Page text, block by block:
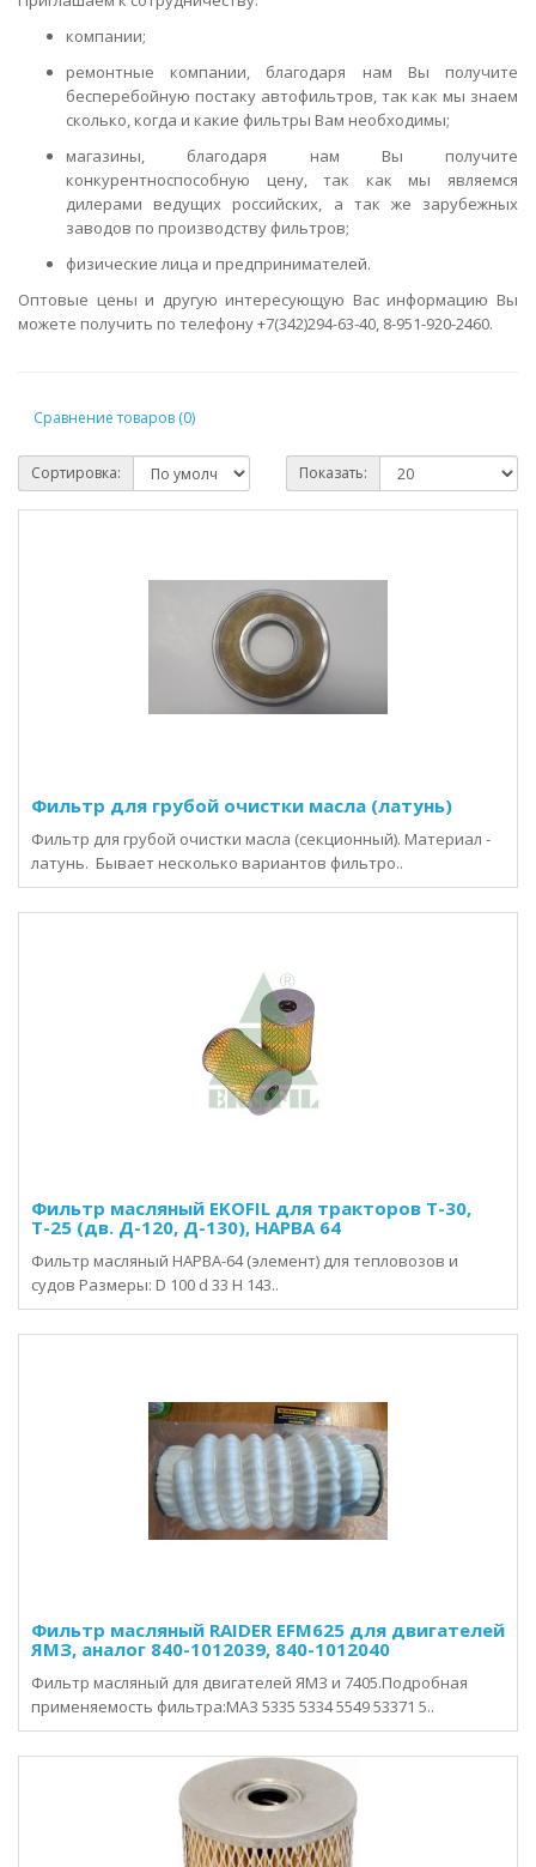
компании;
ремонтные компании, благодаря нам Вы получите
бесперебойную постаку автофильтров, так как мы знаем
сколько, когда и какие фильтры Вам необходимы;
магазины, благодаря нам Вы получите
конкурентноспособную цену, так как мы являемся
дилерами ведущих российских, а так же зарубежных
заводов по производству фильтров;
физические лица и предпринимателей.
Оптовые цены и другую интересующую Вас информацию Вы
можете получить по телефону +7(342)294-63-40, 8-951-920-2460.
Сравнение товаров (0)
Сортировка: Показать:
Фильтр для грубой очистки масла (латунь)
Фильтр для грубой очистки масла (секционный). Материал -
латунь. Бывает несколько вариантов фильтро..
Фильтр масляный EKOFIL для тракторов Т-30,
Т-25 (дв. Д-120, Д-130), НАРВА 64
Фильтр масляный НАРВА-64 (элемент) для тепловозов и
судов Размеры: D 100 d 33 H 143..
Фильтр масляный RAIDER EFM625 для двигателей
ЯМЗ, аналог 840-1012039, 840-1012040
Фильтр масляный для двигателей ЯМЗ и 7405.Подробная
применяемость фильтра:МАЗ 5335 5334 5549 53371 5..